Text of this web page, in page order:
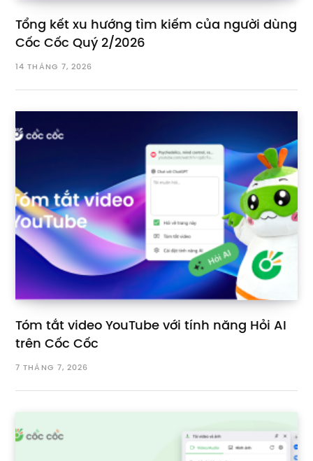
Tổng kết xu hướng tìm kiếm của người dùng
Cốc Cốc Quý 2/2026
14 THÁNG 7, 2026
Tóm tắt video YouTube với tính năng Hỏi AI
trên Cốc Cốc
7 THÁNG 7, 2026